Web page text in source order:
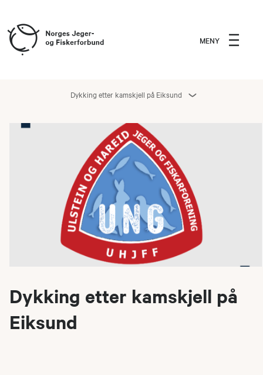
MENY
Dykking etter kamskjell på Eiksund
Dykking etter kamskjell på
Eiksund